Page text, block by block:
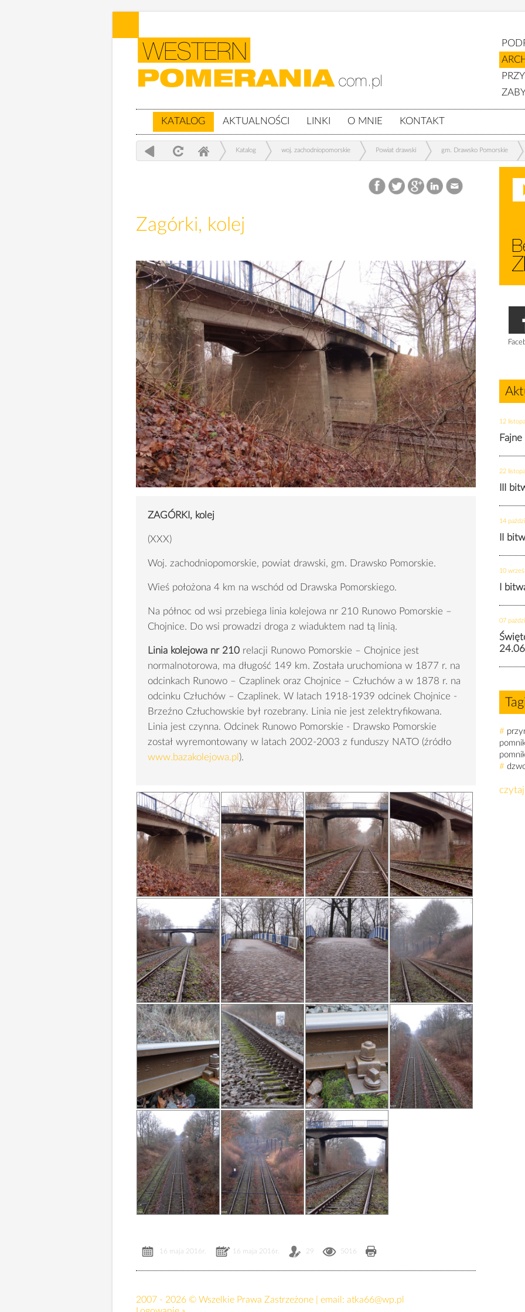
KATALOG AKTUALNOŚCI LINKI O MNIE KONTAKT
Katalog woj. zachodniopomorskie Powiat drawski gm. Drawsko Pomorskie
Zagórki, kolej
ZAGÓRKI, kolej
(XXX)
Woj. zachodniopomorskie, powiat drawski, gm. Drawsko Pomorskie.
Wieś położona 4 km na wschód od Drawska Pomorskiego.
Na północ od wsi przebiega linia kolejowa nr 210 Runowo Pomorskie –
Chojnice. Do wsi prowadzi droga z wiaduktem nad tą linią.
Linia kolejowa nr 210 relacji Runowo Pomorskie – Chojnice jest
normalnotorowa, ma długość 149 km. Została uruchomiona w 1877 r. na
odcinkach Runowo – Czaplinek oraz Chojnice – Człuchów a w 1878 r. na
odcinku Człuchów – Czaplinek. W latach 1918-1939 odcinek Chojnice -
Brzeźno Człuchowskie był rozebrany. Linia nie jest zelektryfikowana.
Linia jest czynna. Odcinek Runowo Pomorskie - Drawsko Pomorskie
został wyremontowany w latach 2002-2003 z funduszy NATO (źródło
www.bazakolejowa.pl ).
16 maja 2016r. 16 maja 2016r. 29 5016
12
Fajne
22
III
14
II
10
I
07
#
#
2007 - 2026 © Wszelkie Prawa Zastrzeżone | email: atka66@wp.pl